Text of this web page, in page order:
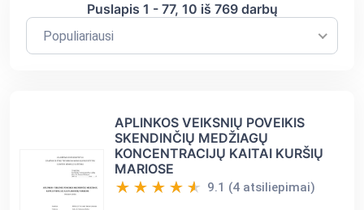
Puslapis 1 - 77, 10 iš 769darbų
Populiariausi
APLINKOS VEIKSNIŲ POVEIKIS
SKENDINČIŲ MEDŽIAGŲ
KONCENTRACIJŲ KAITAI KURŠIŲ
MARIOSE
9.1 (4 atsiliepimai)